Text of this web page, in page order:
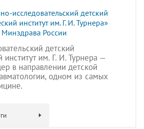
исследовательский детский
институт им. Г. И. Турнера»
Минздрава России
детский
институт им. Г. И. Турнера —
в направлении детской
одном из самых